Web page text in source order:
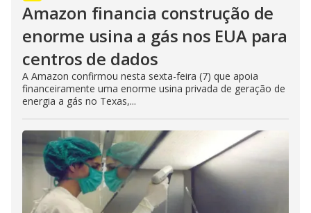
Amazon financia construção de
enorme usina a gás nos EUA para
centros de dados
A Amazon confirmou nesta sexta-feira (7) que apoia
financeiramente uma enorme usina privada de geração de
energia a gás no Texas,...